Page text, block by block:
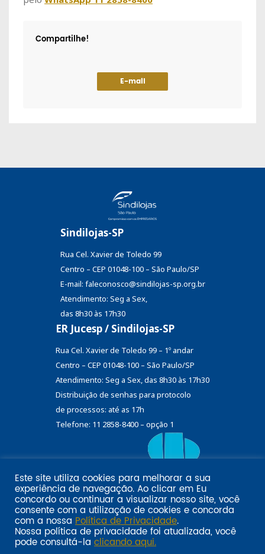
Compartilhe!
E-mail
Sindilojas-SP
Rua Cel. Xavier de Toledo 99
Centro – CEP 01048-100 – São Paulo/SP
E-mail: faleconosco@sindilojas-sp.org.br
Atendimento: Seg a Sex,
das 8h30 às 17h30
ER Jucesp / Sindilojas-SP
Rua Cel. Xavier de Toledo 99 – 1º andar
Centro – CEP 01048-100 – São Paulo/SP
Atendimento: Seg a Sex, das 8h30 às 17h30
Distribuição de senhas para protocolo
de processos: até as 17h
Telefone: 11 2858-8400 – opção 1
Email marketing por:
Pol�tica de privacidade SINDILOJAS-SPAcesse aqui
Este site utiliza cookies para melhorar a sua
experiência de navegação. Ao clicar em Eu
concordo ou continuar a visualizar nosso site, você
consente com a utilização de cookies e concorda
com a nossa Política de Privacidade.
Nossa política de privacidade foi atualizada, você
pode consultá-la clicando aqui.